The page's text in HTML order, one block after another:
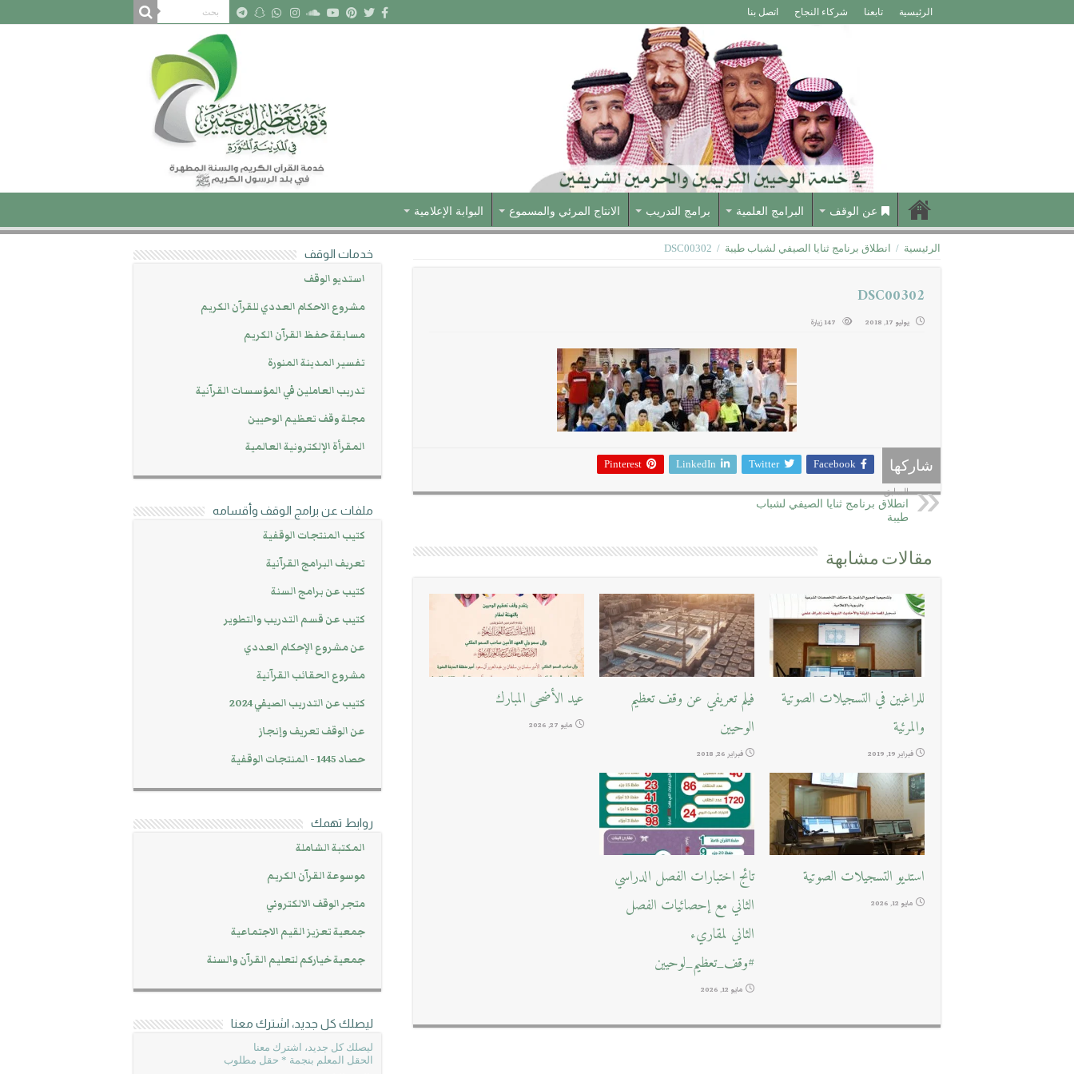
الرئيسية تابعنا شركاء النجاح اتصل بنا
عن الوقف البرامج العلمية برامج التدريب الانتاج المرئي والمسموع البوابة الإعلامية
الرئيسية / انطلاق برنامج ثنايا الصيفي لشباب طيبة /
DSC00302
DSC00302
يوليو 17, 2018 147 زيارة
شاركها Facebook
Twitter
LinkedIn
Pinterest
السابق
انطلاق برنامج ثنايا الصيفي لشباب
طيبة
مقالات مشابهة
للراغبين في التسجيلات الصوتية
والمرئية
فبراير 19, 2019
فيلم تعريفي عن وقف تعظيم
الوحيين
فبراير 26, 2018
عيد الأضحى المبارك
مايو 27, 2026
استديو التسجيلات الصوتية
مايو 12, 2026
تائج اختبارات الفصل الدراسي
الثاني مع إحصائيات الفصل
الثاني لمقاريء
#وقف_تعظيم_لوحيين
مايو 12, 2026
خدمات الوقف
استديو الوقف
مشروع الاحكام العددي للقرآن الكريم
مسابقة حفظ القرآن الكريم
تفسير المدينة المنورة
تدريب العاملين في المؤسسات القرآنية
مجلة وقف تعظيم الوحيين
المقرأة الإلكترونية العالمية
ملفات عن برامج الوقف وأقسامه
كتيب المنتجات الوقفية
تعريف البرامج القرآنية
كتيب عن برامج السنة
كتيب عن قسم التدريب والتطوير
عن مشروع الإحكام العددي
مشروع الحقائب القرآنية
كتيب عن التدريب الصيفي 2024
عن الوقف تعريف وإنجاز
حصاد 1445 - المنتجات الوقفية
روابط تهمك
المكتبة الشاملة
موسوعة القرآن الكريم
متجر الوقف الالكتروني
جمعية تعزيز القيم الاجتماعية
جمعية خياركم لتعليم القرآن والسنة
ليصلك كل جديد، اشترك معنا
ليصلك كل جديد، اشترك معنا
الحقل المعلم بنجمة * حقل مطلوب